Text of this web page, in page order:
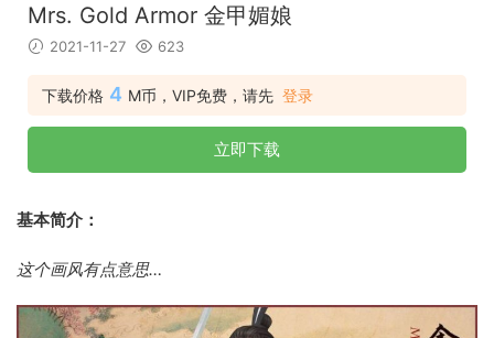
Mrs. Gold Armor 金甲媚娘
2021-11-27 623
下载价格 4 M币，VIP免费，请先 登录
立即下载
基本简介：
这个画风有点意思…